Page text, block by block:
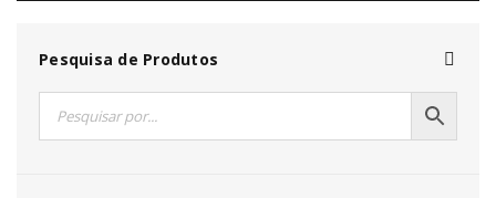
Pesquisa de Produtos